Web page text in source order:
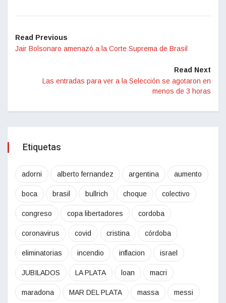
Read Previous
Jair Bolsonaro amenazó a la Corte Suprema de Brasil
Read Next
Las entradas para ver a la Selección se agotaron en
menos de 3 horas
Etiquetas
adorni alberto fernandez argentina aumento
boca brasil bullrich choque colectivo
congreso copa libertadores cordoba
coronavirus covid cristina córdoba
eliminatorias incendio inflacion israel
JUBILADOS LA PLATA loan macri
maradona MAR DEL PLATA massa messi